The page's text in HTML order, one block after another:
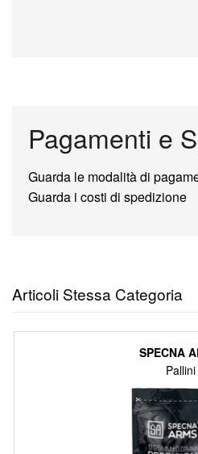
Pagamenti e
Guarda le modalità di
Guarda i costi di spedizione
Articoli Stessa Categoria
SPECNA
Pallini